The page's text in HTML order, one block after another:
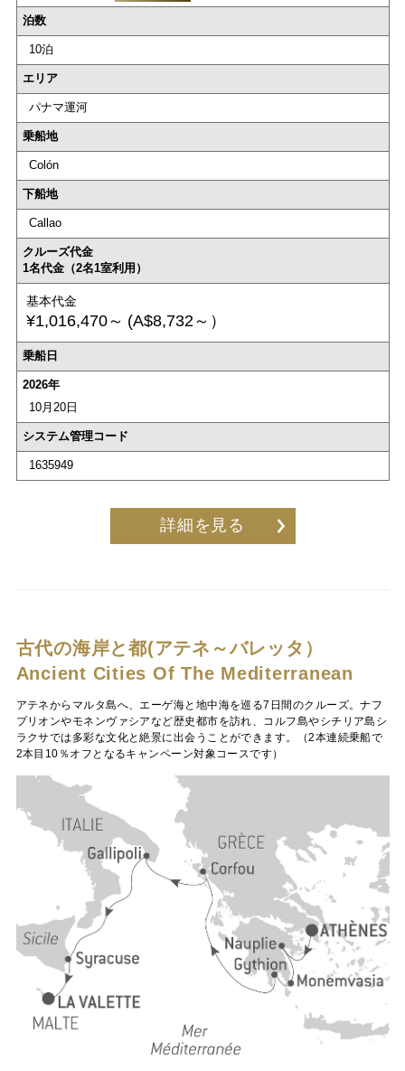
泊数
10泊
エリア
パナマ運河
乗船地
Colón
下船地
Callao
クルーズ代金
1名代金（2名1室利用）
基本代金
¥1,016,470～ (A$8,732～）
乗船日
2026年
10月20日
システム管理コード
1635949
詳細を見る
古代の海岸と都(アテネ～バレッタ）
Ancient Cities Of The Mediterranean
アテネからマルタ島へ、エーゲ海と地中海を巡る7日間のクルーズ。ナフ
プリオンやモネンヴァシアなど歴史都市を訪れ、コルフ島やシチリア島シ
ラクサでは多彩な文化と絶景に出会うことができます。（2本連続乗船で
2本目10％オフとなるキャンペーン対象コースです）